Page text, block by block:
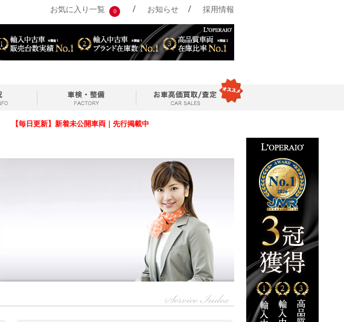
お気に入り一覧 0 / お知らせ / 採用情報
【毎日更新】新着未公開車両｜先行掲載中